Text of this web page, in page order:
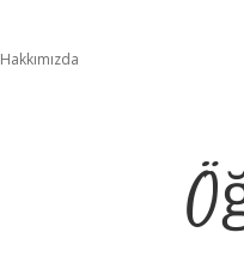
Hakkımızda